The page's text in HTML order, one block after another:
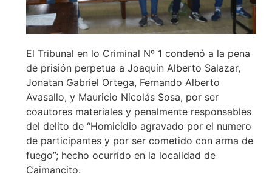
El Tribunal en lo Criminal Nº 1 condenó a la pena
de prisión perpetua a Joaquín Alberto Salazar,
Jonatan Gabriel Ortega, Fernando Alberto
Avasallo, y Mauricio Nicolás Sosa, por ser
coautores materiales y penalmente responsables
del delito de “Homicidio agravado por el numero
de participantes y por ser cometido con arma de
fuego”; hecho ocurrido en la localidad de
Caimancito.